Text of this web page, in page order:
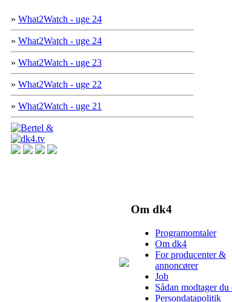
» What2Watch - uge 24
» What2Watch - uge 24
» What2Watch - uge 23
» What2Watch - uge 22
» What2Watch - uge 21
Om dk4
Programomtaler
Om dk4
For producenter &
annoncører
Job
Sådan modtager du
Persondatapolitik